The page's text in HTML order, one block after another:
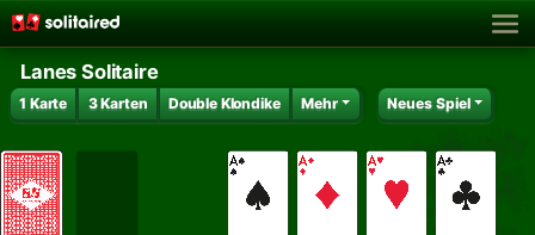
Lanes Solitaire
1 Karte 3 Karten Double Klondike Mehr Neues Spiel